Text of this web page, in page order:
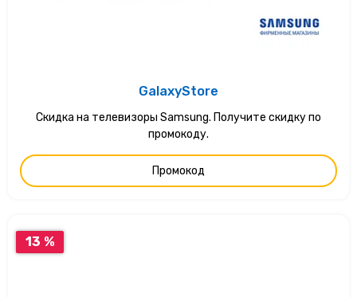
GalaxyStore
Скидка на телевизоры Samsung. Получите скидку по
промокоду.
Промокод
13 %